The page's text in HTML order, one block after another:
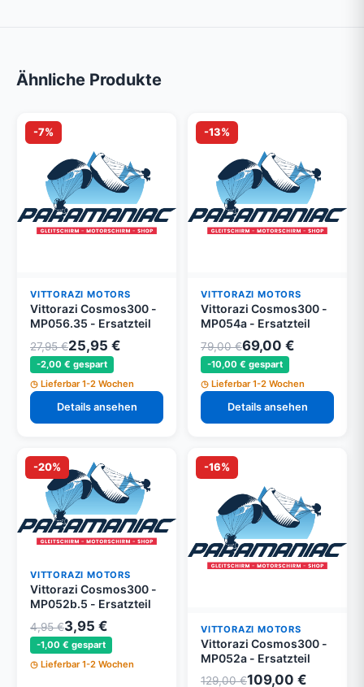
Ähnliche Produkte
-7%
VITTORAZI MOTORS
Vittorazi Cosmos300 -
MP056.35 - Ersatzteil
27,95 €25,95 €
-2,00 € gespart
Lieferbar 1-2 Wochen
Details ansehen
-13%
VITTORAZI MOTORS
Vittorazi Cosmos300 -
MP054a - Ersatzteil
79,00 €69,00 €
-10,00 € gespart
Lieferbar 1-2 Wochen
Details ansehen
-20%
VITTORAZI MOTORS
Vittorazi Cosmos300 -
MP052b.5 - Ersatzteil
4,95 €3,95 €
-1,00 € gespart
Lieferbar 1-2 Wochen
-16%
VITTORAZI MOTORS
Vittorazi Cosmos300 -
MP052a - Ersatzteil
129,00 €109,00 €